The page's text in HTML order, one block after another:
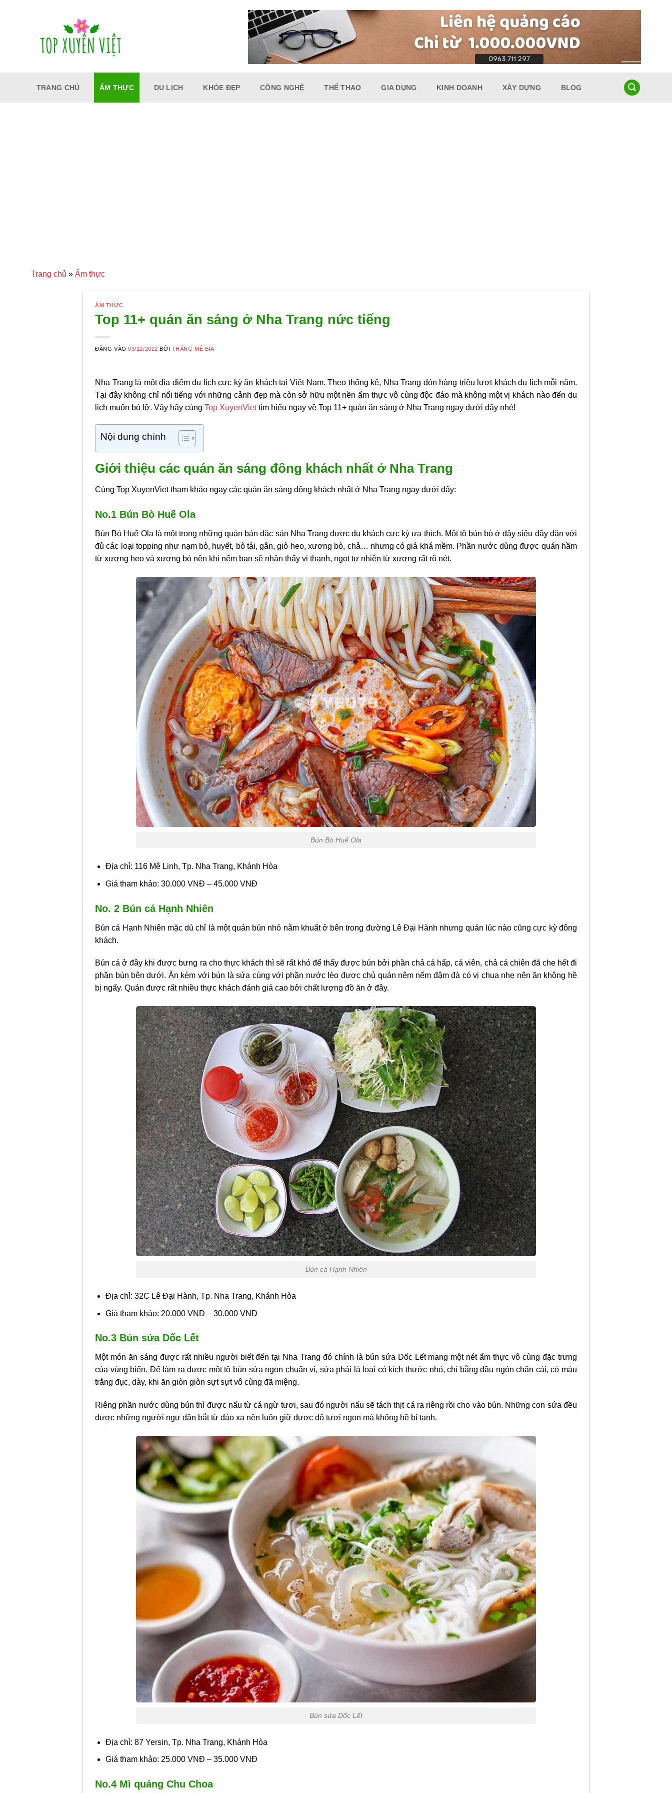
TRANG CHỦ ẨM THỰC DU LỊCH KHỎE ĐẸP CÔNG NGHỆ THỂ THAO GIA DỤNG KINH DOANH XÂY DỰNG BLOG
Trang chủ » Ẩm thực
ẨM THỰC
Top 11+ quán ăn sáng ở Nha Trang nức tiếng
ĐĂNG VÀO03/12/2022 BỞI THẮNG MÊ BIA
Nha Trang là một địa điểm du lịch cực kỳ ăn khách tại Việt Nam. Theo thống kê, Nha Trang đón hàng triệu lượt khách du lịch mỗi năm.
Tại đây không chỉ nổi tiếng với những cảnh đẹp mà còn sở hữu một nền ẩm thực vô cùng độc đáo mà không một vị khách nào đến du
lịch muốn bỏ lỡ. Vậy hãy cùngTop XuyenViettìm hiểu ngay về Top 11+ quán ăn sáng ở Nha Trang ngay dưới đây nhé!
Nội dung chính
Giới thiệu các quán ăn sáng đông khách nhất ở Nha Trang
Cùng Top XuyenViet tham khảo ngay các quán ăn sáng đông khách nhất ở Nha Trang ngay dưới đây:
No.1 Bún Bò Huế Ola
Bún Bò Huế Ola là một trong những quán bán đặc sản Nha Trang được du khách cực kỳ ưa thích. Một tô bún bò ở đây siêu đầy đặn với
đủ các loại topping như nạm bò, huyết, bò tái, gân, giò heo, xương bò, chả… nhưng có giá khá mềm. Phần nước dùng được quán hầm
từ xương heo và xương bò nên khi nếm bạn sẽ nhận thấy vị thanh, ngọt tự nhiên từ xương rất rõ nét.
Bún Bò Huế Ola
Địa chỉ: 116 Mê Linh, Tp. Nha Trang, Khánh Hòa
Giá tham khảo: 30.000 VNĐ – 45.000 VNĐ
No. 2 Bún cá Hạnh Nhiên
Bún cá Hạnh Nhiên mặc dù chỉ là một quán bún nhỏ nằm khuất ở bên trong đường Lê Đại Hành nhưng quán lúc nào cũng cực kỳ đông
khách.
Bún cá ở đây khi được bưng ra cho thực khách thì sẽ rất khó để thấy được bún bởi phần chả cá hấp, cá viên, chả cá chiên đã che hết đi
phần bún bên dưới. Ăn kèm với bún là sứa cùng với phần nước lèo được chủ quán nêm nếm đậm đà có vị chua nhẹ nên ăn không hề
bị ngấy. Quán được rất nhiều thực khách đánh giá cao bởi chất lượng đồ ăn ở đây.
Bún cá Hạnh Nhiên
Địa chỉ: 32C Lê Đại Hành, Tp. Nha Trang, Khánh Hòa
Giá tham khảo: 20.000 VNĐ – 30.000 VNĐ
No.3 Bún sứa Dốc Lết
Một món ăn sáng được rất nhiều người biết đến tại Nha Trang đó chính là bún sứa Dốc Lết mang một nét ẩm thực vô cùng đặc trưng
của vùng biển. Để làm ra được một tô bún sứa ngon chuẩn vị, sứa phải là loại có kích thước nhỏ, chỉ bằng đầu ngón chân cái, có màu
trắng đục, dày, khi ăn giòn giòn sựt sựt vô cùng đã miệng.
Riêng phần nước dùng bún thì được nấu từ cá ngừ tươi, sau đó người nấu sẽ tách thịt cá ra riêng rồi cho vào bún. Những con sứa đều
được những người ngư dân bắt từ đảo xa nên luôn giữ được độ tươi ngon mà không hề bị tanh.
Bún sứa Dốc Lết
Địa chỉ: 87 Yersin, Tp. Nha Trang, Khánh Hòa
Giá tham khảo: 25.000 VNĐ – 35.000 VNĐ
No.4 Mì quảng Chu Choa